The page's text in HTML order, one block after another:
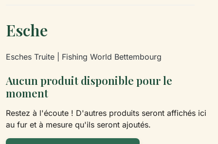
Esche
Esches Truite | Fishing World Bettembourg
Aucun produit disponible pour le
moment
Restez à l'écoute ! D'autres produits seront affichés ici
au fur et à mesure qu'ils seront ajoutés.